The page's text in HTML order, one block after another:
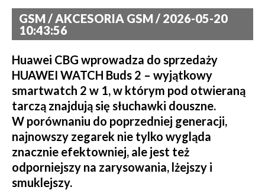
GSM / AKCESORIA GSM / 2026-05-20
10:43:56
Huawei CBG wprowadza do sprzedaży
HUAWEI WATCH Buds 2 – wyjątkowy
smartwatch 2 w 1, w którym pod otwieraną
tarczą znajdują się słuchawki douszne.
W porównaniu do poprzedniej generacji,
najnowszy zegarek nie tylko wygląda
znacznie efektowniej, ale jest też
odporniejszy na zarysowania, lżejszy i
smuklejszy.